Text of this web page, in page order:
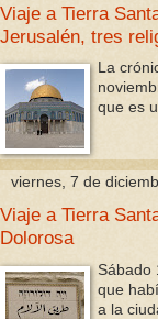
Viaje a Tierra
Jerusalén, tres
La
que es
viernes, 7 de
Viaje a Tierra
Dolorosa
Sábado
que
a la